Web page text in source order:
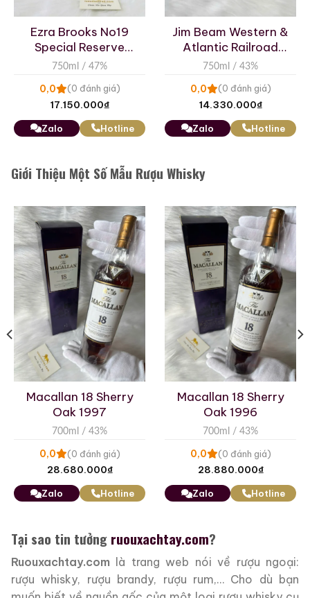
Ezra Brooks No19
Special Reserve
Kentucky Straight
750ml / 47%
0,0 (0 đánh giá)
17.150.000₫
Zalo Hotline
Jim Beam Western &
Atlantic Railroad
Combination Car
750ml / 43%
0,0 (0 đánh giá)
14.330.000₫
Zalo Hotline
Giới Thiệu Một Số Mẫu Rượu Whisky
Macallan 18 Sherry
Oak 1997
700ml / 43%
0,0 (0 đánh giá)
28.680.000₫
Zalo Hotline
Macallan 18 Sherry
Oak 1996
700ml / 43%
0,0 (0 đánh giá)
28.880.000₫
Zalo Hotline
Tại sao tin tưởng ruouxachtay.com?
Ruouxachtay.com là trang web nói về rượu ngoại:
rượu whisky, rượu brandy, rượu rum,… Cho dù bạn